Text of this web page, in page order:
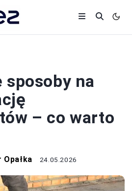
na
– co warto
Opałka 24.05.2026